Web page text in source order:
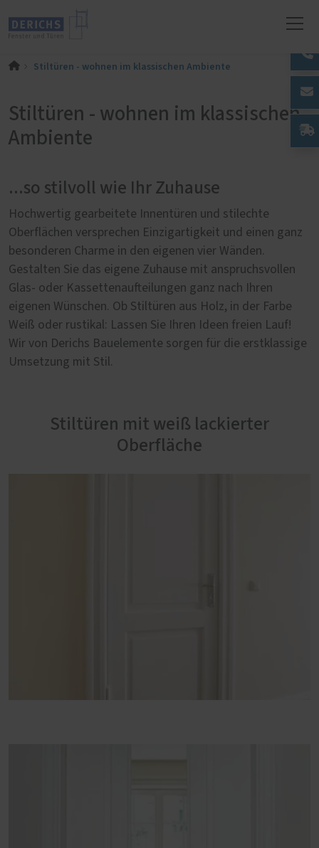
Stiltüren - wohnen im klassischen Ambiente
Stiltüren - wohnen im klassischen
Ambiente
...so stilvoll wie Ihr Zuhause
Hochwertig gearbeitete Innentüren und stilechte
Oberflächen versprechen Einzigartigkeit und einen ganz
besonderen Charme in den eigenen vier Wänden.
Gestalten Sie das eigene Zuhause mit anspruchsvollen
Glas- oder Kassettenaufteilungen ganz nach Ihren
eigenen Wünschen. Ob Stiltüren aus Holz, in der Farbe
Weiß oder rustikal: Lassen Sie Ihren Ideen freien Lauf!
Wir von Derichs Bauelemente sorgen für die erstklassige
Umsetzung mit Stil.
Stiltüren mit weiß lackierter
Oberfläche